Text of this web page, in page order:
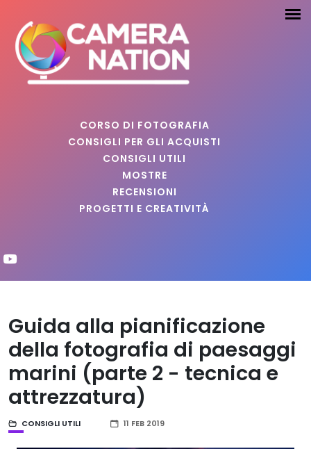
CORSO DI FOTOGRAFIA
CONSIGLI PER GLI ACQUISTI
CONSIGLI UTILI
MOSTRE
RECENSIONI
PROGETTI E CREATIVITÀ
Guida alla pianificazione
della fotografia di paesaggi
marini (parte 2 - tecnica e
attrezzatura)
CONSIGLI UTILI 11 FEB 2019